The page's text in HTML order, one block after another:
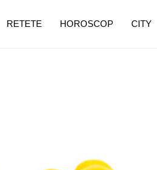
RETETE HOROSCOP CITY
pe măsură ce înaintezi în vârstă